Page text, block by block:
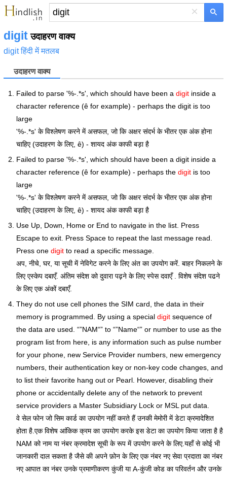
×
digit उदाहरण वाक्य
digit हिंदी में मतलब
उदाहरण वाक्य
Failed to parse '%-.*s', which should have been a digit inside a
character reference (ê for example) - perhaps the digit is too
large
'%-.*s' के विश्लेषण करने में असफल, जो कि अक्षर संदर्भ के भीतर एक अंक होना
चाहिए (उदाहरण के लिए, ê) - शायद अंक काफी बड़ा है
Failed to parse '%-.*s', which should have been a digit inside a
character reference (ê for example) - perhaps the digit is too
large
'%-.*s' के विश्लेषण करने में असफल, जो कि अक्षर संदर्भ के भीतर एक अंक होना
चाहिए (उदाहरण के लिए, ê) - शायद अंक काफी बड़ा है
Use Up, Down, Home or End to navigate in the list. Press
Escape to exit. Press Space to repeat the last message read.
Press one digit to read a specific message.
अप, नीचे, घर, या सूची में नेविगेट करने के लिए अंत का उपयोग करें. बाहर निकलने के
लिए एस्केप दबाएँ. अंतिम संदेश को दुवारा पढ़ने के लिए स्पेस दवाएँ . विशेष संदेश पढने
के लिए एक अंकों दबाएँ.
They do not use cell phones the SIM card, the data in their
memory is programmed. By using a special digit sequence of
the data are used. “”NAM“” to “”Name“” or number to use as the
program list from here, is any information such as pulse number
for your phone, new Service Provider numbers, new emergency
numbers, their authentication key or non-key code changes, and
to list their favorite hang out or Pearl. However, disabling their
phone or accidentally delete any of the network to prevent
service providers a Master Subsidiary Lock or MSL put data.
वे सेल फोन जो सिम कार्ड का उपयोग नहीं करते हैं उनकी मेमोरी में डेटा क्रमादेशित
होता है.एक विशेष आंकिक क्रम का उपयोग करके इस डेटा का उपयोग किया जाता है है
NAM को नाम या नंबर क्रमादेश सूची के रूप में उपयोग करने के लिए.यहाँ से कोई भी
जानकारी दाल सकता है जैसे की अपने फ़ोन के लिए एक नंबर नए सेवा प्रदाता का नंबर
नए आपात का नंबर उनके प्रमाणीकरण कुंजी या A-कुंजी कोड का परिवर्तन और उनके